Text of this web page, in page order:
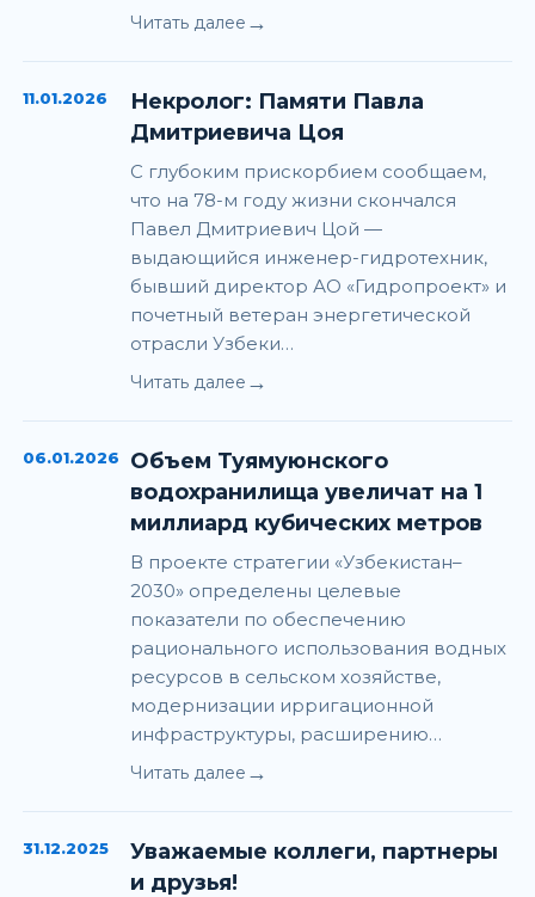
Читать далее →
11.01.2026
Некролог: Памяти Павла
Дмитриевича Цоя
С глубоким прискорбием сообщаем,
что на 78-м году жизни скончался
Павел Дмитриевич Цой —
выдающийся инженер-гидротехник,
бывший директор АО «Гидропроект» и
почетный ветеран энергетической
отрасли Узбеки…
Читать далее →
06.01.2026
Объем Туямуюнского
водохранилища увеличат на 1
миллиард кубических метров
В проекте стратегии «Узбекистан–
2030» определены целевые
показатели по обеспечению
рационального использования водных
ресурсов в сельском хозяйстве,
модернизации ирригационной
инфраструктуры, расширению…
Читать далее →
31.12.2025
Уважаемые коллеги, партнеры
и друзья!